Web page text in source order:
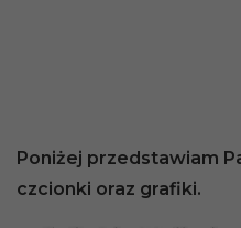
Poniżej przedstawiam
czcionki oraz grafiki.